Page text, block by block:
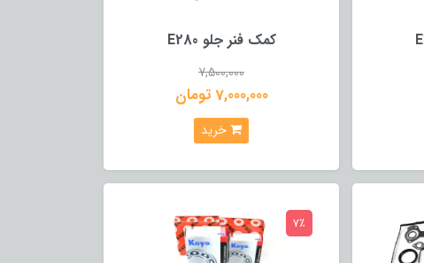
کمک فنر جلو E280
7,500,000
7,000,000 تومان
خرید
7٪